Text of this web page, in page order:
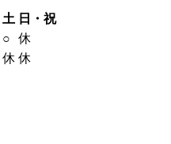
土 日・祝
○
休
休 休